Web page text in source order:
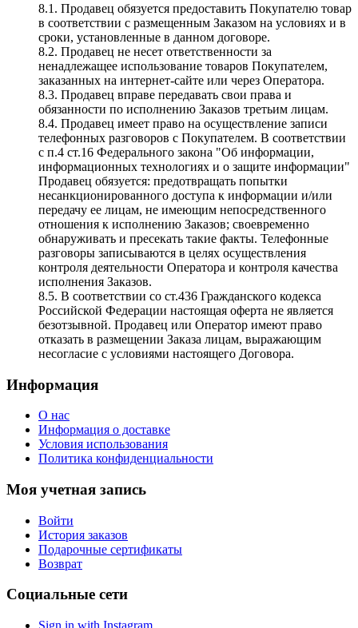
8.1. Продавец обязуется предоставить Покупателю товар
в соответствии с размещенным Заказом на условиях и в
сроки, установленные в данном договоре.
8.2. Продавец не несет ответственности за
ненадлежащее использование товаров Покупателем,
заказанных на интернет-сайте или через Оператора.
8.3. Продавец вправе передавать свои права и
обязанности по исполнению Заказов третьим лицам.
8.4. Продавец имеет право на осуществление записи
телефонных разговоров с Покупателем. В соответствии
с п.4 ст.16 Федерального закона "Об информации,
информационных технологиях и о защите информации"
Продавец обязуется: предотвращать попытки
несанкционированного доступа к информации и/или
передачу ее лицам, не имеющим непосредственного
отношения к исполнению Заказов; своевременно
обнаруживать и пресекать такие факты. Телефонные
разговоры записываются в целях осуществления
контроля деятельности Оператора и контроля качества
исполнения Заказов.
8.5. В соответствии со ст.436 Гражданского кодекса
Российской Федерации настоящая оферта не является
безотзывной. Продавец или Оператор имеют право
отказать в размещении Заказа лицам, выражающим
несогласие с условиями настоящего Договора.
Информация
O нас
Информация о доставке
Условия использования
Политика конфиденциальности
Моя учетная запись
Войти
История заказов
Подарочные сертификаты
Возврат
Социальные сети